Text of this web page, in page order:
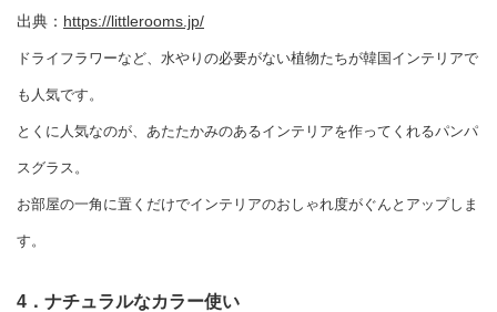
出典： https://littlerooms.jp/
ドライフラワーなど、水やりの必要がない植物たちが韓国インテリアで
も人気です。
とくに人気なのが、あたたかみのあるインテリアを作ってくれるパンパ
スグラス。
お部屋の一角に置くだけでインテリアのおしゃれ度がぐんとアップしま
す。
4．ナチュラルなカラー使い